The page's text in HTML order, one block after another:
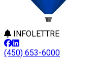
INFOLETTRE
(450) 653-6000